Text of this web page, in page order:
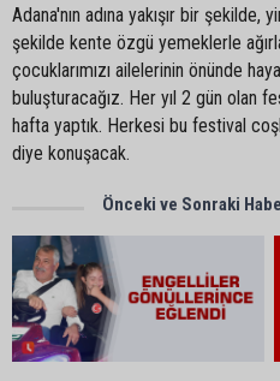
Adana'nın adına yakışır bir şekilde,
şekilde kente özgü yemeklerle
çocuklarımızı ailelerinin önünde
buluşturacağız. Her yıl 2 gün olan
hafta yaptık. Herkesi bu festival
diye konuşacak.
Önceki ve Sonraki